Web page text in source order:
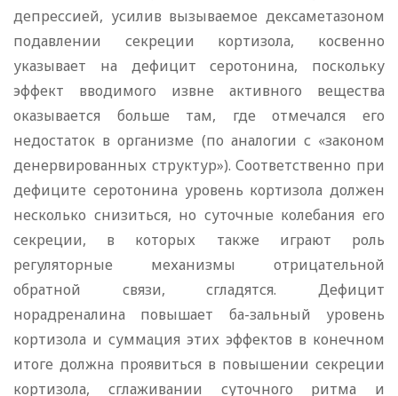
депрессией, усилив вызываемое дексаметазоном
подавлении секреции кортизола, косвенно
указывает на дефицит серотонина, поскольку
эффект вводимого извне активного вещества
оказывается больше там, где отмечался его
недостаток в организме (по аналогии с «законом
денервированных структур»). Соответственно при
дефиците серотонина уровень кортизола должен
несколько снизиться, но суточные колебания его
секреции, в которых также играют роль
регуляторные механизмы отрицательной
обратной связи, сгладятся. Дефицит
норадреналина повышает ба-зальный уровень
кортизола и суммация этих эффектов в конечном
итоге должна проявиться в повышении секреции
кортизола, сглаживании суточного ритма и